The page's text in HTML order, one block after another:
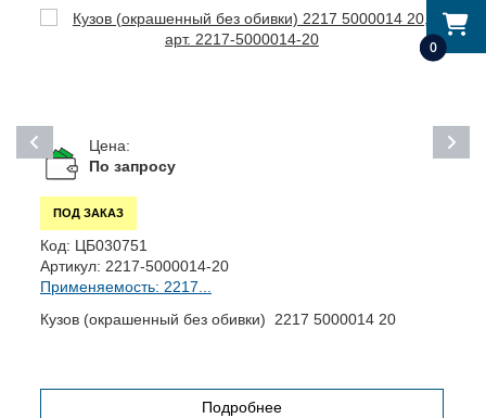
0
Цена:
По запросу
ПОД ЗАКАЗ
Код: ЦБ030751
Артикул: 2217-5000014-20
Применяемость: 2217...
Кузов (окрашенный без обивки) 2217 5000014 20
Подробнее